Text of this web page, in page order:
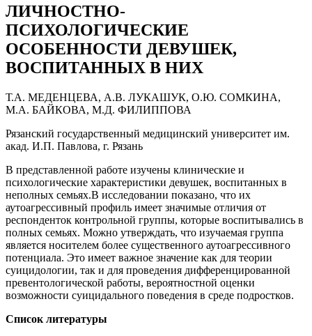
ЛИЧНОСТНО-
ПСИХОЛОГИЧЕСКИЕ
ОСОБЕННОСТИ ДЕВУШЕК,
ВОСПИТАННЫХ В НИХ
Т.А. МЕДЕНЦЕВА, А.В. ЛУКАШУК, О.Ю. СОМКИНА,
М.А. БАЙКОВА, М.Д. ФИЛИППОВА
Рязанский государственный медицинский университет им.
акад. И.П. Павлова, г. Рязань
В представленной работе изучены клинические и
психологические характеристики девушек, воспитанных в
неполных семьях.В исследовании показано, что их
аутоагрессивный профиль имеет значимые отличия от
респонденток контрольной группы, которые воспитывались в
полных семьях. Можно утверждать, что изучаемая группа
является носителем более существенного аутоагрессивного
потенциала. Это имеет важное значение как для теории
суицидологии, так и для проведения дифференцированной
превентологической работы, вероятностной оценки
возможности суицидального поведения в среде подростков.
Список литературы